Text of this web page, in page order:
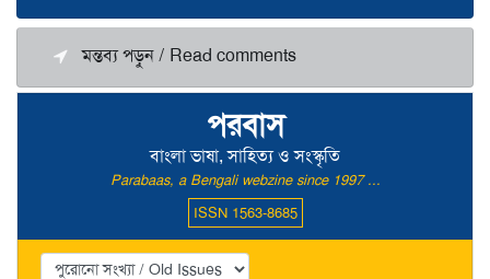
পরবাস
বাংলা ভাষা, সাহিত্য ও সংস্কৃতি
Parabaas, a Bengali webzine since 1997 ...
ISSN 1563-8685
মন্তব্য পড়ুন / Read comments